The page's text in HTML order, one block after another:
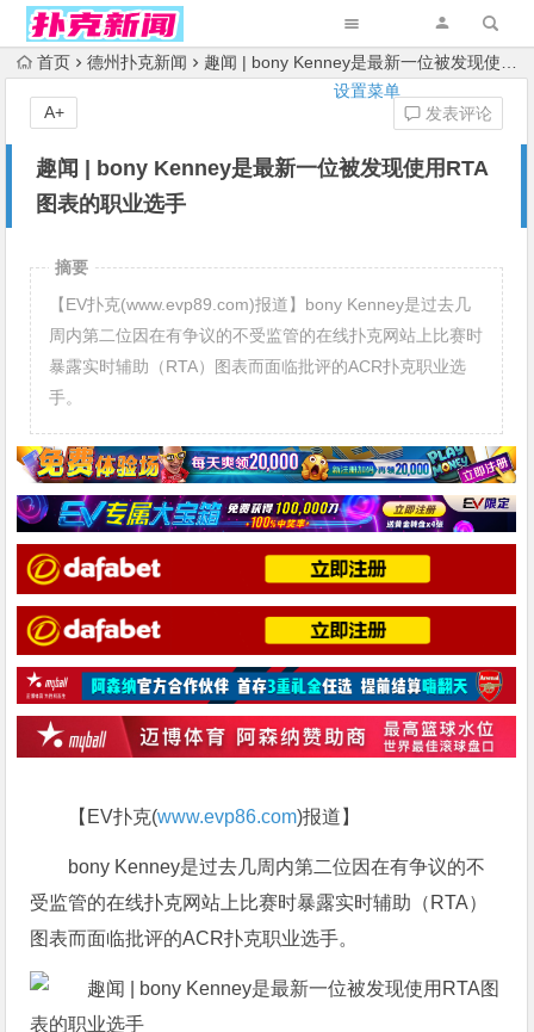
设置菜单
首页 德州扑克新闻 趣闻 | bony Kenney是最新一位被发现使用RTA图表的职业选手
趣闻 | bony Kenney是最新一位被发现使用RTA
图表的职业选手
发表评论
A+
摘要
【EV扑克(www.evp89.com)报道】bony Kenney是过去几
周内第二位因在有争议的不受监管的在线扑克网站上比赛时
暴露实时辅助（RTA）图表而面临批评的ACR扑克职业选
手。
【EV扑克(www.evp86.com)报道】
bony Kenney是过去几周内第二位因在有争议的不
受监管的在线扑克网站上比赛时暴露实时辅助（RTA）
图表而面临批评的ACR扑克职业选手。